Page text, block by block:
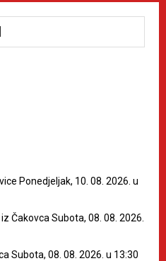
Ponedjeljak, 10. 08. 2026. u
Čakovca Subota, 08. 08. 2026.
Subota, 08. 08. 2026. u 13:30